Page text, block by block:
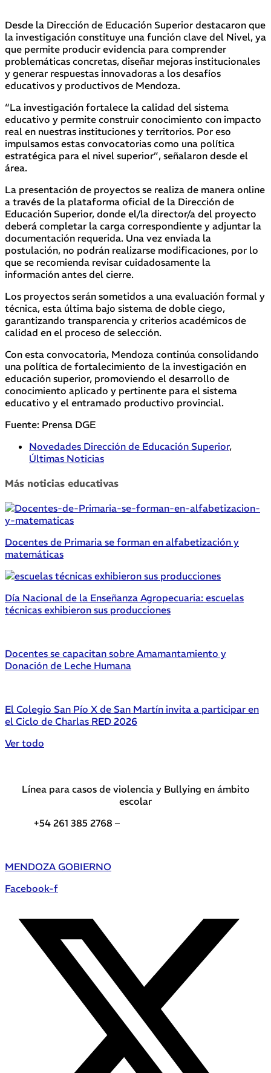
Desde la Dirección de Educación Superior destacaron que
la investigación constituye una función clave del Nivel, ya
que permite producir evidencia para comprender
problemáticas concretas, diseñar mejoras institucionales
y generar respuestas innovadoras a los desafíos
educativos y productivos de Mendoza.
“La investigación fortalece la calidad del sistema
educativo y permite construir conocimiento con impacto
real en nuestras instituciones y territorios. Por eso
impulsamos estas convocatorias como una política
estratégica para el nivel superior”, señalaron desde el
área.
La presentación de proyectos se realiza de manera online
a través de la plataforma oficial de la Dirección de
Educación Superior, donde el/la director/a del proyecto
deberá completar la carga correspondiente y adjuntar la
documentación requerida. Una vez enviada la
postulación, no podrán realizarse modificaciones, por lo
que se recomienda revisar cuidadosamente la
información antes del cierre.
Los proyectos serán sometidos a una evaluación formal y
técnica, esta última bajo sistema de doble ciego,
garantizando transparencia y criterios académicos de
calidad en el proceso de selección.
Con esta convocatoria, Mendoza continúa consolidando
una política de fortalecimiento de la investigación en
educación superior, promoviendo el desarrollo de
conocimiento aplicado y pertinente para el sistema
educativo y el entramado productivo provincial.
Fuente: Prensa DGE
Novedades Dirección de Educación Superior,
Últimas Noticias
Más noticias educativas
Docentes de Primaria se forman en alfabetización y
matemáticas
Día Nacional de la Enseñanza Agropecuaria: escuelas
técnicas exhibieron sus producciones
Docentes se capacitan sobre Amamantamiento y
Donación de Leche Humana
El Colegio San Pío X de San Martín invita a participar en
el Ciclo de Charlas RED 2026
Ver todo
Línea para casos de violencia y Bullying en ámbito
escolar
+54 261 385 2768 –
MENDOZA GOBIERNO
Facebook-f